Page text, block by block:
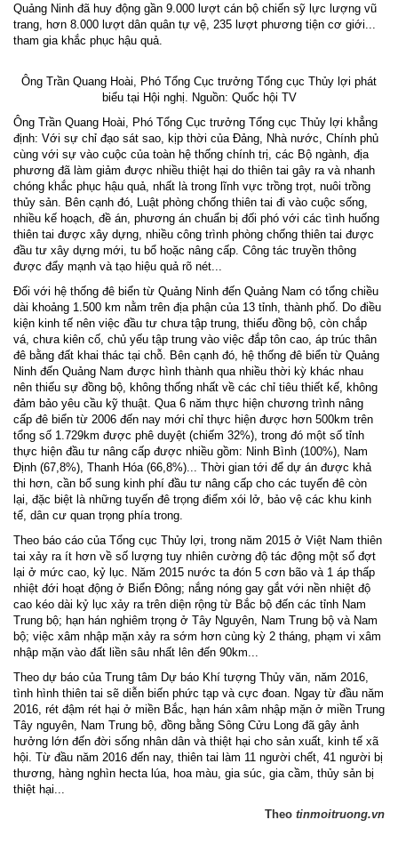
Quảng Ninh đã huy động gần 9.000 lượt cán bộ chiến sỹ lực lượng vũ
trang, hơn 8.000 lượt dân quân tự vệ, 235 lượt phương tiện cơ giới...
tham gia khắc phục hậu quả.
Ông Trần Quang Hoài, Phó Tổng Cục trưởng Tổng cục Thủy lợi phát
biểu tại Hội nghị. Nguồn: Quốc hội TV
Ông Trần Quang Hoài, Phó Tổng Cục trưởng Tổng cục Thủy lợi khẳng
định: Với sự chỉ đạo sát sao, kịp thời của Đảng, Nhà nước, Chính phủ
cùng với sự vào cuộc của toàn hệ thống chính trị, các Bộ ngành, địa
phương đã làm giảm được nhiều thiệt hại do thiên tai gây ra và nhanh
chóng khắc phục hậu quả, nhất là trong lĩnh vực trồng trọt, nuôi trồng
thủy sản. Bên cạnh đó, Luật phòng chống thiên tai đi vào cuộc sống,
nhiều kế hoạch, đề án, phương án chuẩn bị đối phó với các tình huống
thiên tai được xây dựng, nhiều công trình phòng chống thiên tai được
đầu tư xây dựng mới, tu bổ hoặc nâng cấp. Công tác truyền thông
được đẩy mạnh và tạo hiệu quả rõ nét...
Đối với hệ thống đê biển từ Quảng Ninh đến Quảng Nam có tổng chiều
dài khoảng 1.500 km nằm trên địa phận của 13 tỉnh, thành phố. Do điều
kiện kinh tế nên việc đầu tư chưa tập trung, thiếu đồng bộ, còn chắp
vá, chưa kiên cố, chủ yếu tập trung vào việc đắp tôn cao, áp trúc thân
đê bằng đất khai thác tại chỗ. Bên cạnh đó, hệ thống đê biển từ Quảng
Ninh đến Quảng Nam được hình thành qua nhiều thời kỳ khác nhau
nên thiếu sự đồng bộ, không thống nhất về các chỉ tiêu thiết kế, không
đảm bảo yêu cầu kỹ thuật. Qua 6 năm thực hiện chương trình nâng
cấp đê biển từ 2006 đến nay mới chỉ thực hiện được hơn 500km trên
tổng số 1.729km được phê duyệt (chiếm 32%), trong đó một số tỉnh
thực hiện đầu tư nâng cấp được nhiều gồm: Ninh Bình (100%), Nam
Định (67,8%), Thanh Hóa (66,8%)... Thời gian tới để dự án được khả
thi hơn, cần bổ sung kinh phí đầu tư nâng cấp cho các tuyến đê còn
lại, đặc biệt là những tuyến đê trọng điểm xói lở, bảo vệ các khu kinh
tế, dân cư quan trọng phía trong.
Theo báo cáo của Tổng cục Thủy lợi, trong năm 2015 ở Việt Nam thiên
tai xảy ra ít hơn về số lượng tuy nhiên cường độ tác động một số đợt
lại ở mức cao, kỷ lục. Năm 2015 nước ta đón 5 cơn bão và 1 áp thấp
nhiệt đới hoạt động ở Biển Đông; nắng nóng gay gắt với nền nhiệt độ
cao kéo dài kỷ lục xảy ra trên diện rộng từ Bắc bộ đến các tỉnh Nam
Trung bộ; hạn hán nghiêm trọng ở Tây Nguyên, Nam Trung bộ và Nam
bộ; việc xâm nhập mặn xảy ra sớm hơn cùng kỳ 2 tháng, phạm vi xâm
nhập mặn vào đất liền sâu nhất lên đến 90km...
Theo dự báo của Trung tâm Dự báo Khí tượng Thủy văn, năm 2016,
tình hình thiên tai sẽ diễn biến phức tạp và cực đoan. Ngay từ đầu năm
2016, rét đậm rét hại ở miền Bắc, hạn hán xâm nhập mặn ở miền Trung
Tây nguyên, Nam Trung bộ, đồng bằng Sông Cửu Long đã gây ảnh
hưởng lớn đến đời sống nhân dân và thiệt hại cho sản xuất, kinh tế xã
hội. Từ đầu năm 2016 đến nay, thiên tai làm 11 người chết, 41 người bị
thương, hàng nghìn hecta lúa, hoa màu, gia súc, gia cầm, thủy sản bị
thiệt hại...
Theo tinmoitruong.vn